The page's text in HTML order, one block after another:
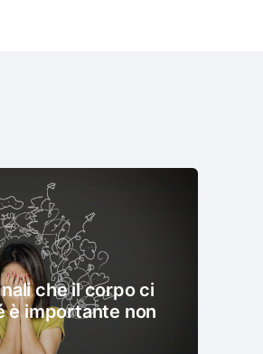
che il corpo ci
è importante non